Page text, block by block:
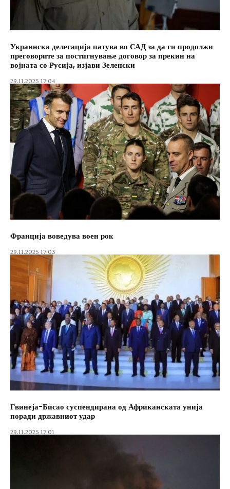
Украинска делегација патува во САД за да ги продолжи
преговорите за постигнување договор за прекин на
војната со Русија, изјави Зеленски
29.11.2025 17:04
Франција воведува воен рок
29.11.2025 17:03
Гвинеја-Бисао суспендирана од Африканската унија
поради државниот удар
29.11.2025 17:01